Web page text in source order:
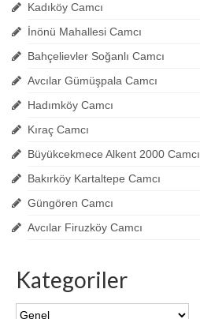
Kadıköy Camcı
İnönü Mahallesi Camcı
Bahçelievler Soğanlı Camcı
Avcılar Gümüşpala Camcı
Hadımköy Camcı
Kıraç Camcı
Büyükcekmece Alkent 2000 Camcı
Bakırköy Kartaltepe Camcı
Güngören Camcı
Avcılar Firuzköy Camcı
Kategoriler
Kategoriler